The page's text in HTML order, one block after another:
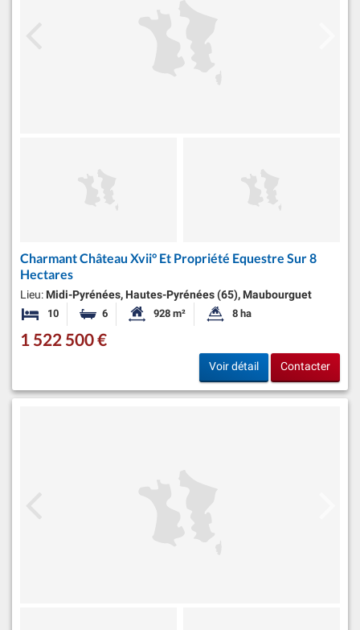
Charmant Château Xvii° Et Propriété Equestre Sur 8
Hectares
Lieu: Midi-Pyrénées, Hautes-Pyrénées (65), Maubourguet
10 Chambres
6 Salles de bainsSurface habitable:
928 m² Superficie du terrain:
8 ha
1 522 500 €
Voir détail Contacter